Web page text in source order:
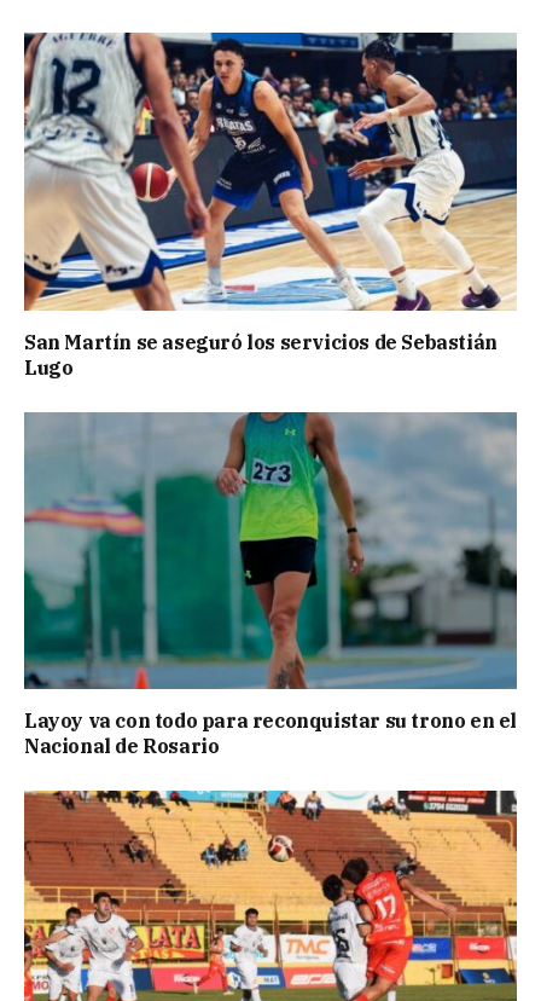
San Martín se aseguró los servicios de Sebastián
Lugo
Layoy va con todo para reconquistar su trono en el
Nacional de Rosario